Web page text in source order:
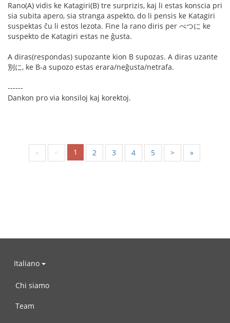
Rano(A) vidis ke Katagiri(B) tre surprizis, kaj li estas konscia pri
sia subita apero, sia stranga aspekto, do li pensis ke Katagiri
suspektas ĉu li estos lezota. Fine la rano diris per べつに ke
suspekto de Katagiri estas ne ĝusta.
A diras(respondas) supozante kion B supozas. A diras uzante
別に, ke B-a supozo estas erara/neĝusta/netrafa.
------
Dankon pro via konsiloj kaj korektoj.
« < 1 2 3 4 5 > »
Italiano
Chi siamo
Team